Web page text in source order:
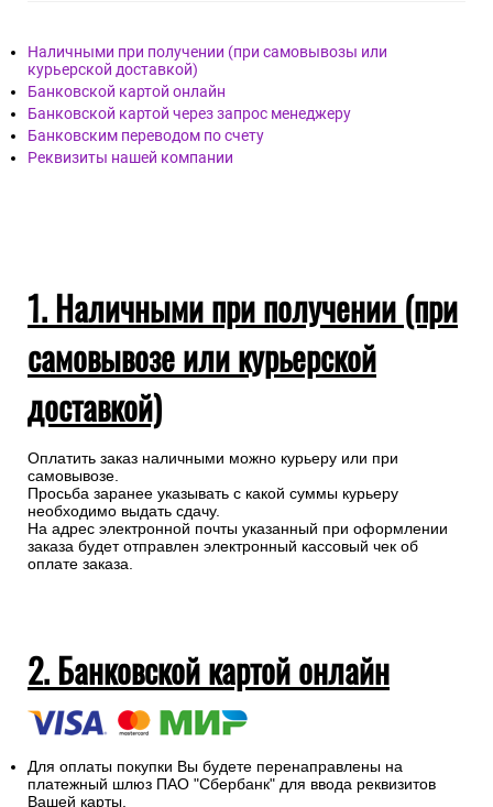
Наличными при получении (при самовывозы или
курьерской доставкой)
Банковской картой онлайн
Банковской картой через запрос менеджеру
Банковским переводом по счету
Реквизиты нашей компании
1. Наличными при получении (при
самовывозе или курьерской
доставкой)
Оплатить заказ наличными можно курьеру или при
самовывозе.
Просьба заранее указывать с какой суммы курьеру
необходимо выдать сдачу.
На адрес электронной почты указанный при оформлении
заказа будет отправлен электронный кассовый чек об
оплате заказа.
2. Банковской картой онлайн
Для оплаты покупки Вы будете перенаправлены на
платежный шлюз ПАО "Сбербанк" для ввода реквизитов
Вашей карты.